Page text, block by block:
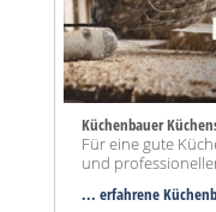
Küchenbauer
Für eine gute
und
... erfahrene